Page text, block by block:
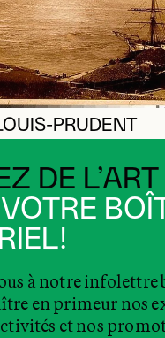
PRUDENT
DE L’ART
à notre infolettre
en primeur nos
et nos